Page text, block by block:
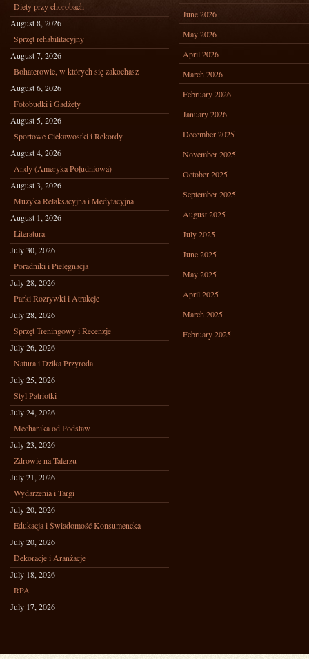
Diety przy chorobach
August 8, 2026
Sprzęt rehabilitacyjny
August 7, 2026
Bohaterowie, w których się zakochasz
August 6, 2026
Fotobudki i Gadżety
August 5, 2026
Sportowe Ciekawostki i Rekordy
August 4, 2026
Andy (Ameryka Południowa)
August 3, 2026
Muzyka Relaksacyjna i Medytacyjna
August 1, 2026
Literatura
July 30, 2026
Poradniki i Pielęgnacja
July 28, 2026
Parki Rozrywki i Atrakcje
July 28, 2026
Sprzęt Treningowy i Recenzje
July 26, 2026
Natura i Dzika Przyroda
July 25, 2026
Styl Patriotki
July 24, 2026
Mechanika od Podstaw
July 23, 2026
Zdrowie na Talerzu
July 21, 2026
Wydarzenia i Targi
July 20, 2026
Edukacja i Świadomość Konsumencka
July 20, 2026
Dekoracje i Aranżacje
July 18, 2026
RPA
July 17, 2026
June 2026
May 2026
April 2026
March 2026
February 2026
January 2026
December 2025
November 2025
October 2025
September 2025
August 2025
July 2025
June 2025
May 2025
April 2025
March 2025
February 2025